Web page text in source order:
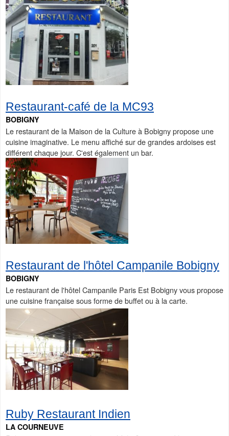
Restaurant-café de la MC93
BOBIGNY
Le restaurant de la Maison de la Culture à Bobigny propose une
cuisine imaginative. Le menu affiché sur de grandes ardoises est
différent chaque jour. C'est également un bar.
Restaurant de l'hôtel Campanile Bobigny
BOBIGNY
Le restaurant de l'hôtel Campanile Paris Est Bobigny vous propose
une cuisine française sous forme de buffet ou à la carte.
Ruby Restaurant Indien
LA COURNEUVE